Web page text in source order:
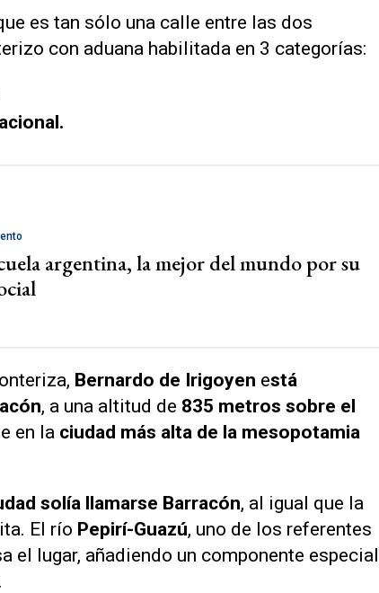
es tan sólo una calle entre las dos
con aduana habilitada en 3 categorías:
argentina, la mejor del mundo por su
Bernardo de Irigoyen está
, a una altitud de 835 metros sobre el
en la ciudad más alta de la mesopotamia
solía llamarse Barracón, al igual que la
El río Pepirí-Guazú, uno de los referentes
el lugar, añadiendo un componente especial